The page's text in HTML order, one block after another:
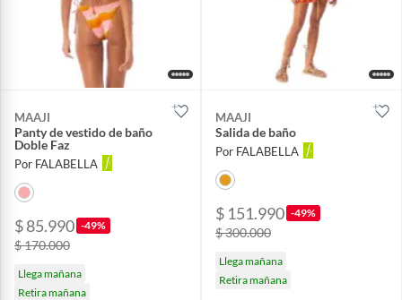
MAAJI
Panty de vestido de baño
Doble Faz
Por FALABELLA
$ 85.990 -49%
$ 170.000
Llega mañana
Retira mañana
MAAJI
Salida de baño
Por FALABELLA
$ 151.990 -49%
$ 300.000
Llega mañana
Retira mañana